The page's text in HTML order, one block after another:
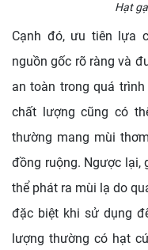
Hạt
Cạnh đó, ưu tiên lựa
nguồn gốc rõ ràng và
an toàn trong quá
chất lượng cũng có
thường mang mùi
đồng ruộng. Ngược lại,
thể phát ra mùi lạ do
đặc biệt khi sử dụng
lượng thường có hạt